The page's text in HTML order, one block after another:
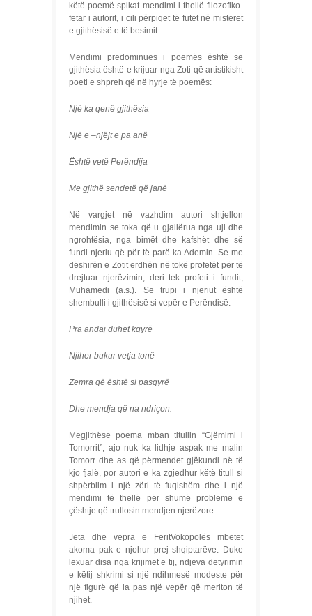
këtë poemë spikat mendimi i thellë filozofiko-
fetar i autorit, i cili përpiqet të futet në misteret
e gjithësisë e të besimit.
Mendimi predominues i poemës është se
gjithësia është e krijuar nga Zoti që artistikisht
poeti e shpreh që në hyrje të poemës:
Një ka qenë gjithësia
Një e –njëjt e pa anë
Është vetë Perëndija
Me gjithë sendetë që janë
Në vargjet në vazhdim autori shtjellon
mendimin se toka që u gjallërua nga uji dhe
ngrohtësia, nga bimët dhe kafshët dhe së
fundi njeriu që për të parë ka Ademin. Se me
dëshirën e Zotit erdhën në tokë profetët për të
drejtuar njerëzimin, deri tek profeti i fundit,
Muhamedi (a.s.). Se trupi i njeriut është
shembulli i gjithësisë si vepër e Perëndisë.
Pra andaj duhet kqyrë
Njiher bukur vetja tonë
Zemra që është si pasqyrë
Dhe mendja që na ndriçon.
Megjithëse poema mban titullin “Gjëmimi i
Tomorrit”, ajo nuk ka lidhje aspak me malin
Tomorr dhe as që përmendet gjëkundi në të
kjo fjalë, por autori e ka zgjedhur këtë titull si
shpërblim i një zëri të fuqishëm dhe i një
mendimi të thellë për shumë probleme e
çështje që trullosin mendjen njerëzore.
Jeta dhe vepra e FeritVokopolës mbetet
akoma pak e njohur prej shqiptarëve. Duke
lexuar disa nga krijimet e tij, ndjeva detyrimin
e këtij shkrimi si një ndihmesë modeste për
një figurë që la pas një vepër që meriton të
njihet.